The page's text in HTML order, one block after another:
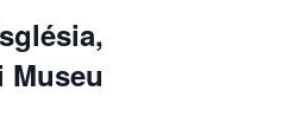
Museu